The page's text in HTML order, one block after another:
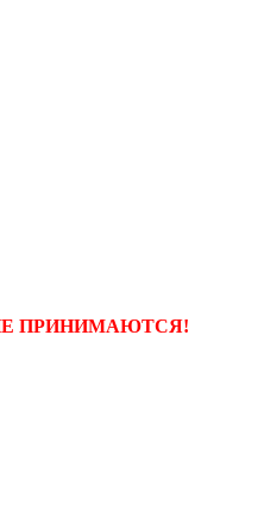
ПРИНИМАЮТСЯ!